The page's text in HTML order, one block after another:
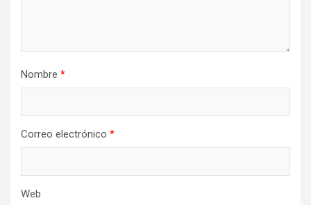
Nombre *
Correo electrónico *
Web